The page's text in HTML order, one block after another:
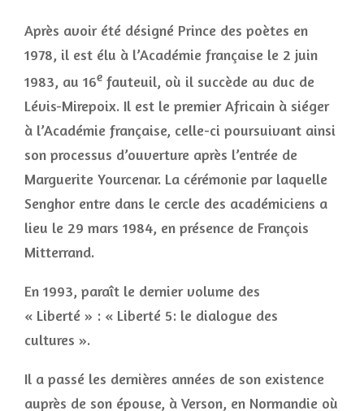
Après avoir été désigné Prince des poètes en
1978, il est élu à l’Académie française le 2 juin
1983, au 16e fauteuil, où il succède au duc de
Lévis-Mirepoix. Il est le premier Africain à siéger
à l’Académie française, celle-ci poursuivant ainsi
son processus d’ouverture après l’entrée de
Marguerite Yourcenar. La cérémonie par laquelle
Senghor entre dans le cercle des académiciens a
lieu le 29 mars 1984, en présence de François
Mitterrand.
En 1993, paraît le dernier volume des
« Liberté » : « Liberté 5: le dialogue des
cultures ».
Il a passé les dernières années de son existence
auprès de son épouse, à Verson, en Normandie où